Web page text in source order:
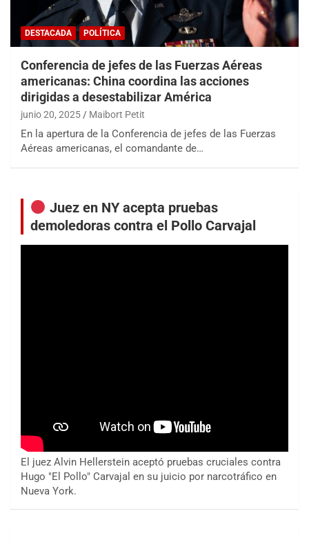
DESTACADA POLÍTICA
Conferencia de jefes de las Fuerzas Aéreas
americanas: China coordina las acciones
dirigidas a desestabilizar América
junio 20, 2025 Maibort Petit
En la apertura de la Conferencia de jefes de las Fuerzas
Aéreas americanas, el comandante de…
Juez en NY acepta pruebas
demoledoras contra el Pollo Carvajal
El juez Alvin Hellerstein aceptó pruebas cruciales contra
Hugo "El Pollo" Carvajal en su juicio por narcotráfico en
Nueva York.